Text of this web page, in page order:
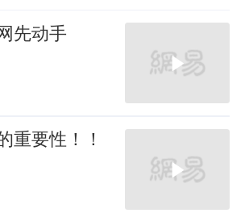
先动手
重要性！！